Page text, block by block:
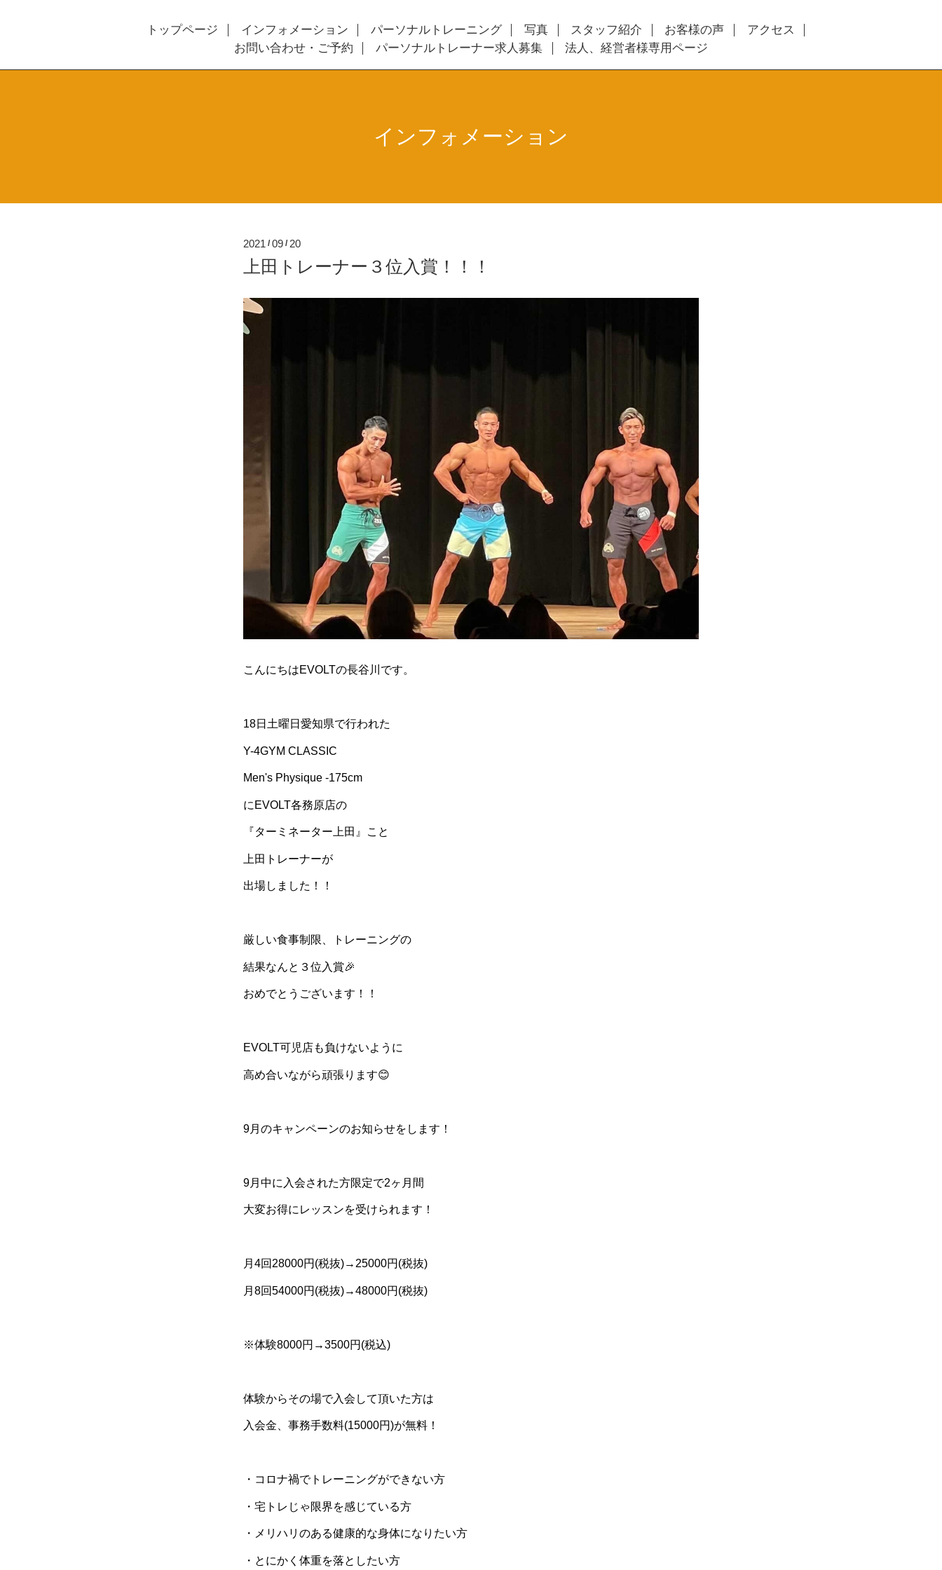
トップページ インフォメーション パーソナルトレーニング 写真 スタッフ紹介 お客様の声
アクセス
お問い合わせ・ご予約
パーソナルトレーナー求人募集 法人、経営者様専用ページ
インフォメーション
2021 /09 / 20
上田トレーナー３位入賞！！！
こんにちはEVOLTの長谷川です。
18日土曜日愛知県で行われた
Y-4GYM CLASSIC
Men's Physique -175cm
に EVOLT各務原店の
『ターミネーター上田』こと
上田トレーナーが
出場しました！！
厳しい食事制限、トレーニングの
結果なんと３位入賞🎉
おめでとうございます！！
EVOLT可児店も負けないように
高め合いながら頑張ります😊
9月のキャンペーンのお知らせをします！
9月中に入会された方限定で2ヶ月間
大変お得にレッスンを受けられます！
月 4回 28000円 (税抜)→25000円 (税抜)
月 8回54000円 (税抜)→48000円 (税抜)
※体験8000円 →3500円 (税込)
体験からその場で入会して頂いた方は
入会金、事務手数料(15000円)が無料！
・コロナ禍でトレーニングができない方
・宅トレじゃ限界を感じている方
・メリハリのある健康的な身体になりたい方
・とにかく体重を落としたい方